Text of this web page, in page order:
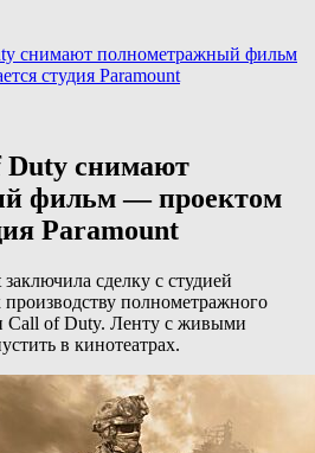
снимают полнометражный фильм
студия Paramount
Duty снимают
фильм — проектом
Paramount
сделку с студией
полнометражного
Call of Duty. Ленту с живыми
в кинотеатрах.